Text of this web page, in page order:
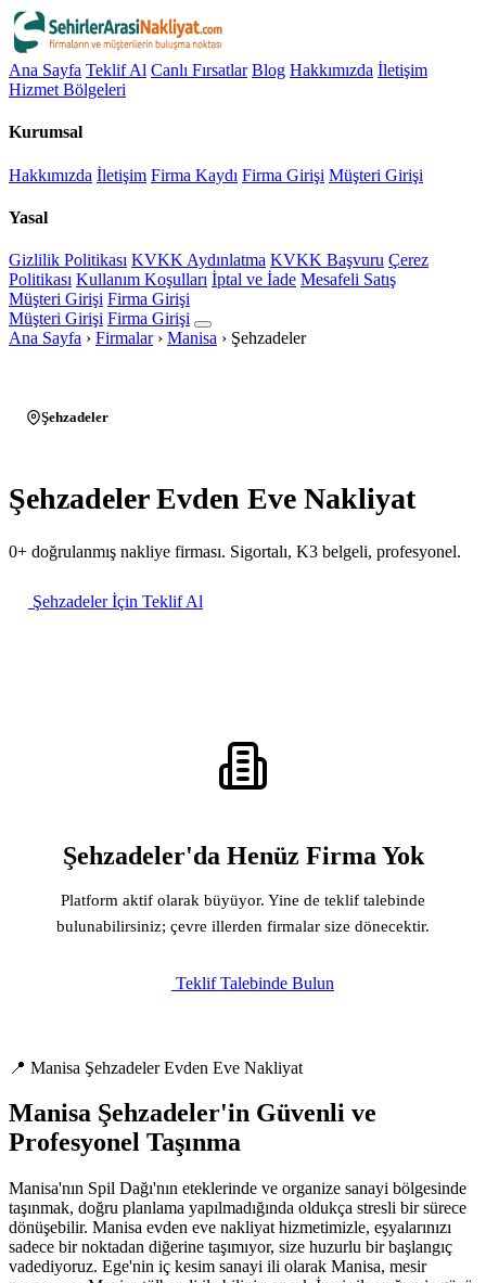
Ana Sayfa Teklif Al Canlı Fırsatlar Blog Hakkımızda İletişim
Hizmet Bölgeleri
Kurumsal
Hakkımızda İletişim Firma Kaydı Firma Girişi Müşteri Girişi
Yasal
Gizlilik Politikası KVKK Aydınlatma KVKK Başvuru Çerez
Politikası Kullanım Koşulları İptal ve İade Mesafeli Satış
Müşteri Girişi Firma Girişi
Müşteri Girişi Firma Girişi
Ana Sayfa › Firmalar › Manisa › Şehzadeler
Şehzadeler
Şehzadeler Evden Eve Nakliyat
0+ doğrulanmış nakliye firması. Sigortalı, K3 belgeli, profesyonel.
Şehzadeler İçin Teklif Al
Şehzadeler'da Henüz Firma Yok
Platform aktif olarak büyüyor. Yine de teklif talebinde
bulunabilirsiniz; çevre illerden firmalar size dönecektir.
Teklif Talebinde Bulun
📍 Manisa Şehzadeler Evden Eve Nakliyat
Manisa Şehzadeler'in Güvenli ve
Profesyonel Taşınma
Manisa'nın Spil Dağı'nın eteklerinde ve organize sanayi bölgesinde
taşınmak, doğru planlama yapılmadığında oldukça stresli bir sürece
dönüşebilir. Manisa evden eve nakliyat hizmetimizle, eşyalarınızı
sadece bir noktadan diğerine taşımıyor, size huzurlu bir başlangıç
vadediyoruz. Ege'nin iç kesim sanayi ili olarak Manisa, mesir